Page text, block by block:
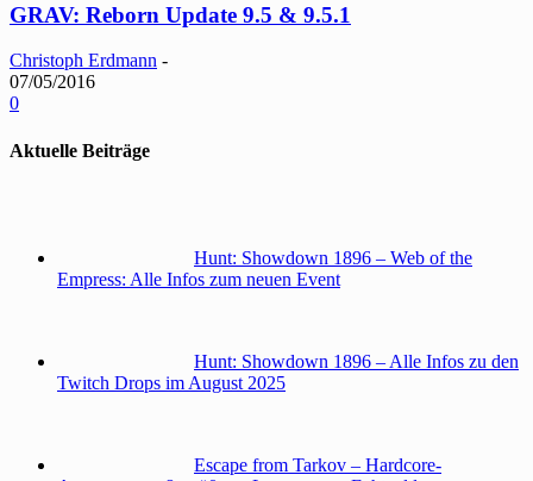
GRAV: Reborn Update 9.5 & 9.5.1
Christoph Erdmann -
07/05/2016
0
Aktuelle Beiträge
Hunt: Showdown 1896 – Web of the
Empress: Alle Infos zum neuen Event
Hunt: Showdown 1896 – Alle Infos zu den
Twitch Drops im August 2025
Escape from Tarkov – Hardcore-